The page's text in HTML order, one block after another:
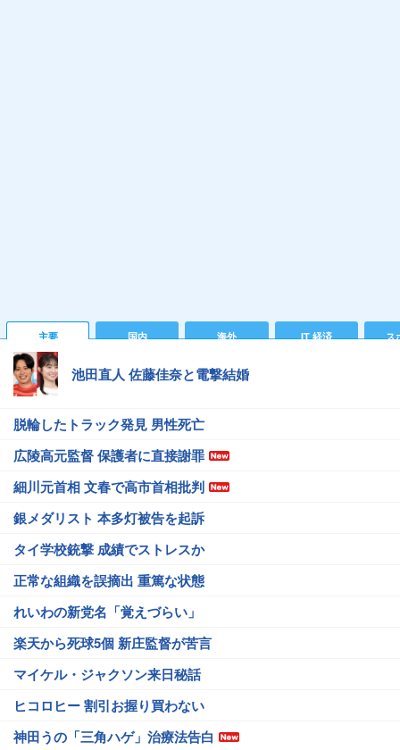
主要 国内 海外 IT 経済 ス
池田直人 佐藤佳奈と電撃結婚
脱輪したトラック発見 男性死亡
広陵高元監督 保護者に直接謝罪
細川元首相 文春で高市首相批判
銀メダリスト 本多灯被告を起訴
タイ学校銃撃 成績でストレスか
正常な組織を誤摘出 重篤な状態
れいわの新党名「覚えづらい」
楽天から死球5個 新庄監督が苦言
マイケル・ジャクソン来日秘話
ヒコロヒー 割引お握り買わない
神田うの「三角ハゲ」治療法告白